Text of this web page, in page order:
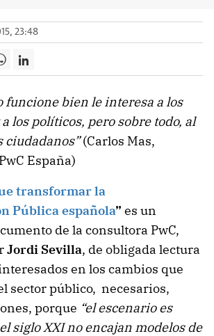
23:48
funcione bien le interesa a los
los políticos, pero sobre todo, al
ciudadanos”(Carlos Mas,
España)
transformar la
Pública española” es un
de la consultora PwC,
Jordi Sevilla, de obligada lectura
en los cambios que
sector público, necesarios,
porque “el escenario es
siglo XXI no encajan modelos de